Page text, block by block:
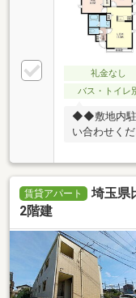
礼金なし
バス・トイレ
◆◆敷地内駐
い合わせく
賃貸アパート
埼玉県
2階建